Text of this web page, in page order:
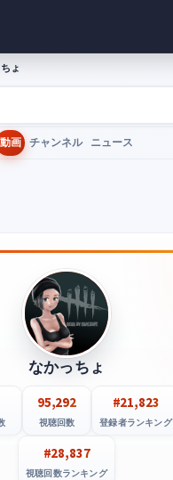
ょ
動画 チャンネル ニュース
なかっちょ
95,292
視聴回数
#21,823
登録者ランキング
#28,837
視聴回数ランキング